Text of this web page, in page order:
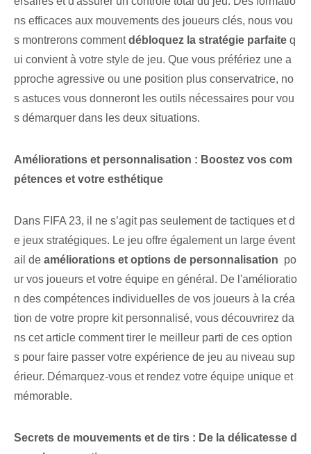
ns efficaces aux mouvements des joueurs clés, nous vou
s montrerons commentdébloquez la stratégie parfaite⁢ q
ui convient à votre style de jeu. Que vous préfériez une a
pproche agressive ou une position plus conservatrice, no
s astuces vous donneront les outils nécessaires pour vou
s démarquer dans les deux situations.
Améliorations et personnalisation : Boostez vos com
pétences et votre esthétique
Dans FIFA 23, il ne s’agit pas seulement de tactiques et d
e jeux stratégiques. Le jeu ⁣offre également un large évent
ail⁤ de améliorations⁣ et‌ options de personnalisation ​ po
ur vos ⁣joueurs ​et votre équipe⁢ en général. De l'amélioratio
n des compétences individuelles de vos joueurs à la créa
tion de votre propre kit personnalisé, vous découvrirez da
ns cet article comment tirer le meilleur parti de ces option
s pour faire passer votre expérience de jeu au niveau sup
érieur. Démarquez-vous et rendez votre équipe unique et
mémorable.
Secrets de mouvements et de tirs : De la délicatesse d